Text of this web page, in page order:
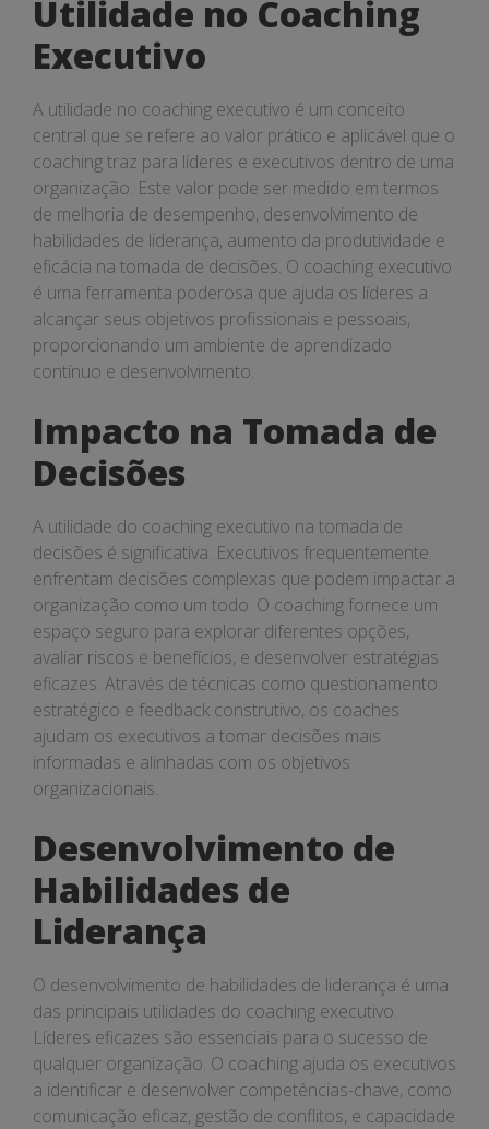
Utilidade no Coaching
Executivo
A utilidade no coaching executivo é um conceito
central que se refere ao valor prático e aplicável que o
coaching traz para líderes e executivos dentro de uma
organização. Este valor pode ser medido em termos
de melhoria de desempenho, desenvolvimento de
habilidades de liderança, aumento da produtividade e
eficácia na tomada de decisões. O coaching executivo
é uma ferramenta poderosa que ajuda os líderes a
alcançar seus objetivos profissionais e pessoais,
proporcionando um ambiente de aprendizado
contínuo e desenvolvimento.
Impacto na Tomada de
Decisões
A utilidade do coaching executivo na tomada de
decisões é significativa. Executivos frequentemente
enfrentam decisões complexas que podem impactar a
organização como um todo. O coaching fornece um
espaço seguro para explorar diferentes opções,
avaliar riscos e benefícios, e desenvolver estratégias
eficazes. Através de técnicas como questionamento
estratégico e feedback construtivo, os coaches
ajudam os executivos a tomar decisões mais
informadas e alinhadas com os objetivos
organizacionais.
Desenvolvimento de
Habilidades de
Liderança
O desenvolvimento de habilidades de liderança é uma
das principais utilidades do coaching executivo.
Líderes eficazes são essenciais para o sucesso de
qualquer organização. O coaching ajuda os executivos
a identificar e desenvolver competências-chave, como
comunicação eficaz, gestão de conflitos, e capacidade